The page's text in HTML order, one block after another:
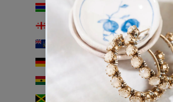
Gambia (EUR €)
Georgia (EUR €)
Georgia del Sud e Sandwich australi
Germania (EUR €)